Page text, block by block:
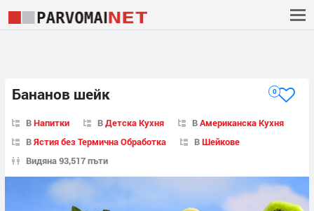
Бананов шейк 0
ВНапитки ВДетска Кухня ВАмериканска Кухня
ВЯстия без Термична Обработка ВШейкове
Видяна 93,517 пъти